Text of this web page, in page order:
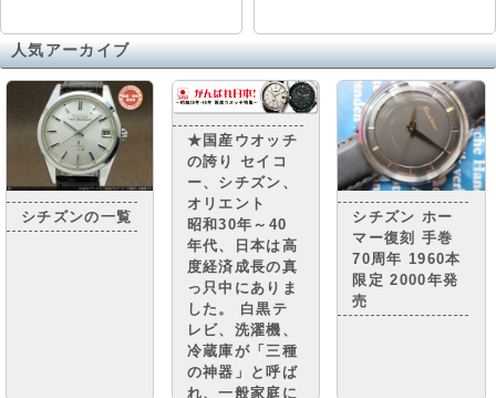
人気アーカイブ
シチズンの一覧
★国産ウオッチ
の誇り セイコ
ー、シチズン、
オリエント
昭和30年～40
年代、日本は高
度経済成長の真
っ只中にありま
した。 白黒テ
レビ、洗濯機、
冷蔵庫が「三種
の神器」と呼ば
れ、一般家庭に
シチズン ホー
マー復刻 手巻
70周年 1960本
限定 2000年発
売